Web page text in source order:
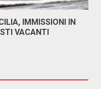
IMMISSIONI IN
VACANTI